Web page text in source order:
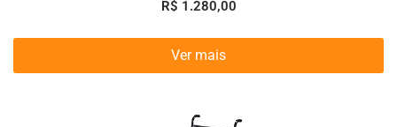
R$ 1.280,00
Ver mais